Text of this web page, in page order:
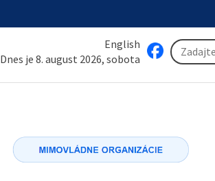
English
Dnes je 8. august 2026, sobota